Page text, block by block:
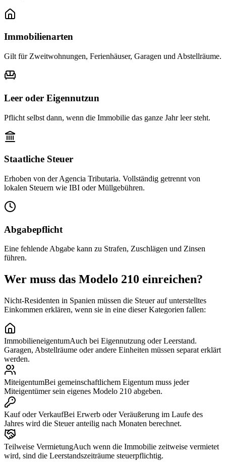
Immobilienarten
Gilt für Zweitwohnungen, Ferienhäuser, Garagen und Abstellräume.
Leer oder Eigennutzun
Pflicht selbst dann, wenn die Immobilie das ganze Jahr leer steht.
Staatliche Steuer
Erhoben von der Agencia Tributaria. Vollständig getrennt von
lokalen Steuern wie IBI oder Müllgebühren.
Abgabepflicht
Eine fehlende Abgabe kann zu Strafen, Zuschlägen und Zinsen
führen.
Wer muss das Modelo 210 einreichen?
Nicht-Residenten in Spanien müssen die Steuer auf unterstelltes
Einkommen erklären, wenn sie in eine dieser Kategorien fallen:
ImmobilieneigentumAuch bei Eigennutzung oder Leerstand.
Garagen, Abstellräume oder andere Einheiten müssen separat erklärt
werden.
MiteigentumBei gemeinschaftlichem Eigentum muss jeder
Miteigentümer sein eigenes Modelo 210 abgeben.
Kauf oder VerkaufBei Erwerb oder Veräußerung im Laufe des
Jahres wird die Steuer anteilig nach Monaten berechnet.
Teilweise VermietungAuch wenn die Immobilie zeitweise vermietet
wird, sind die Leerstandszeiträume steuerpflichtig.